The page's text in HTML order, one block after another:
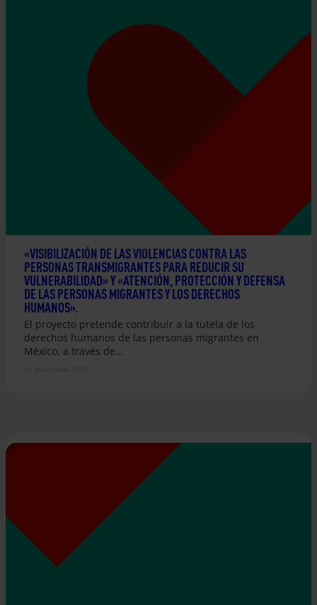
«VISIBILIZACIÓN DE LAS VIOLENCIAS CONTRA LAS
PERSONAS TRANSMIGRANTES PARA REDUCIR SU
VULNERABILIDAD» Y «ATENCIÓN, PROTECCIÓN Y DEFENSA
DE LAS PERSONAS MIGRANTES Y LOS DERECHOS
HUMANOS».
El proyecto pretende contribuir a la tutela de los
derechos humanos de las personas migrantes en
México, a través de…